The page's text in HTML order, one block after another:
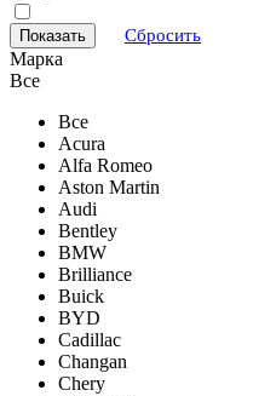
Сбросить
Марка
Все
Все
Acura
Alfa Romeo
Aston Martin
Audi
Bentley
BMW
Brilliance
Buick
BYD
Cadillac
Changan
Chery